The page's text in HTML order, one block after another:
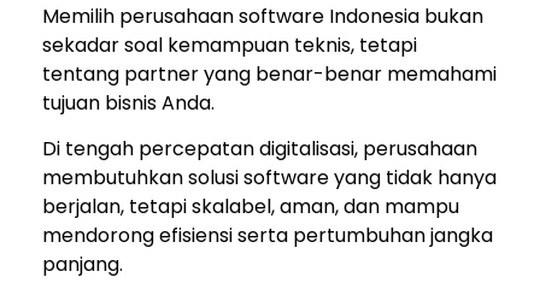
Memilih perusahaan software Indonesia bukan
sekadar soal kemampuan teknis, tetapi
tentang partner yang benar-benar memahami
tujuan bisnis Anda.
Di tengah percepatan digitalisasi, perusahaan
membutuhkan solusi software yang tidak hanya
berjalan, tetapi skalabel, aman, dan mampu
mendorong efisiensi serta pertumbuhan jangka
panjang.